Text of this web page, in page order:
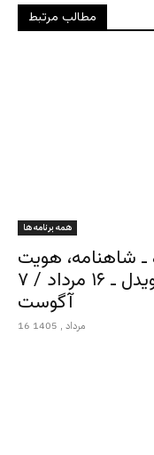
مطالب مرتبط
همه برنامه ها
ـ شاهنامه، هویت
ایرانی و گفت‌وگو با مازیار قویدل ـ ۱۶ مرداد / ۷
آگوست
16 مرداد , 1405